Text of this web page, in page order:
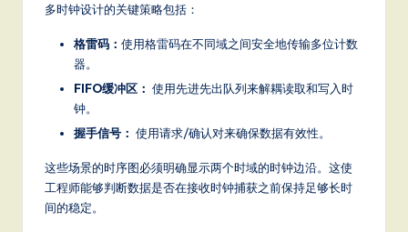
多时钟设计的关键策略包括：
格雷码： 使用格雷码在不同域之间安全地传输多位计数
器。
FIFO缓冲区： 使用先进先出队列来解耦读取和写入时
钟。
握手信号： 使用请求/确认对来确保数据有效性。
这些场景的时序图必须明确显示两个时域的时钟边沿。这使
工程师能够判断数据是否在接收时钟捕获之前保持足够长时
间的稳定。